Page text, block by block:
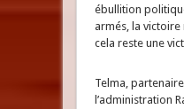
ébullition
armés, la victoire
cela reste une
Telma,
l’administration